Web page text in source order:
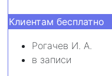
Клиентам бесплатно
Рогачев И. А.
в записи